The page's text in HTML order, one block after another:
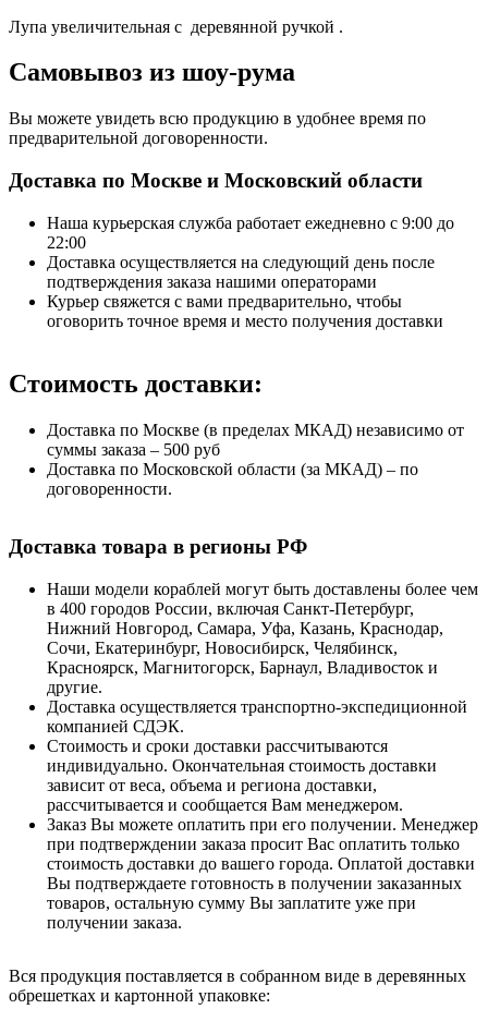
Лупа увеличительная c деревянной ручкой .
Самовывоз из шоу-рума
Вы можете увидеть всю продукцию в удобнее время по
предварительной договоренности.
Доставка по Москве и Московский области
Наша курьерская служба работает ежедневно с 9:00 до
22:00
Доставка осуществляется на следующий день после
подтверждения заказа нашими операторами
Курьер свяжется с вами предварительно, чтобы
оговорить точное время и место получения доставки
Стоимость доставки:
Доставка по Москве (в пределах МКАД) независимо от
суммы заказа – 500 руб
Доставка по Московской области (за МКАД) – по
договоренности.
Доставка товара в регионы РФ
Наши модели кораблей могут быть доставлены более чем
в 400 городов России, включая Санкт-Петербург,
Нижний Новгород, Самара, Уфа, Казань, Краснодар,
Сочи, Екатеринбург, Новосибирск, Челябинск,
Красноярск, Магнитогорск, Барнаул, Владивосток и
другие.
Доставка осуществляется транспортно-экспедиционной
компанией СДЭК.
Стоимость и сроки доставки рассчитываются
индивидуально. Окончательная стоимость доставки
зависит от веса, объема и региона доставки,
рассчитывается и сообщается Вам менеджером.
Заказ Вы можете оплатить при его получении. Менеджер
при подтверждении заказа просит Вас оплатить только
стоимость доставки до вашего города. Оплатой доставки
Вы подтверждаете готовность в получении заказанных
товаров, остальную сумму Вы заплатите уже при
получении заказа.
Вся продукция поставляется в собранном виде в деревянных
обрешетках и картонной упаковке: